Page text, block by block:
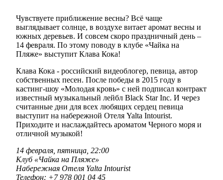
Чувствуете приближение весны? Всё чаще
выглядывает солнце, в воздухе витает аромат весны и
южных деревьев. И совсем скоро праздничный день –
14 февраля. По этому поводу в клубе «Чайка на
Пляже» выступит Клава Кока!
Клава Кока - российский видеоблогер, певица, автор
собственных песен. После победы в 2015 году в
кастинг-шоу «Молодая кровь» с ней подписал контракт
известный музыкальный лейбл Black Star Inc. И через
считанные дни для всех любящих сердец певица
выступит на набережной Отеля Yalta Intourist.
Приходите и наслаждайтесь ароматом Черного моря и
отличной музыкой!
14 февраля, пятница, 22:00
Клуб «Чайка на Пляже»
Набережная Отеля Yalta Intourist
Телефон: +7 978 001 04 45